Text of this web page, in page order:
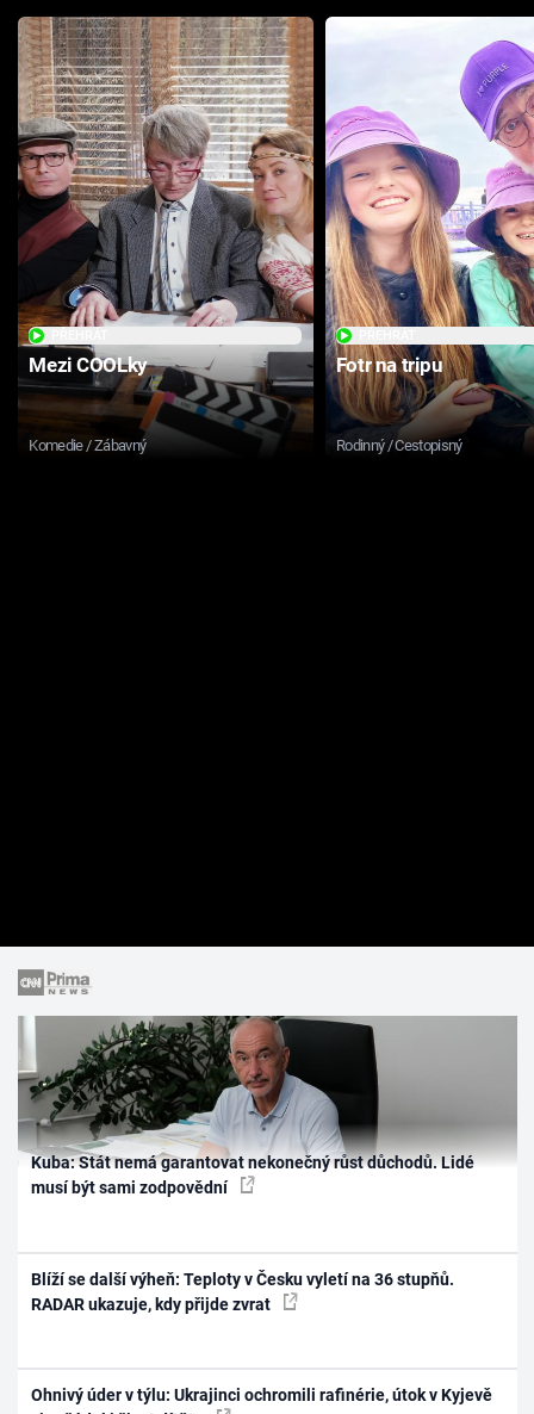
Mezi COOLky
Komedie / Zábavný
Fotr na tripu
Rodinný / Cestopisný
Kuba: Stát nemá garantovat nekonečný růst důchodů. Lidé
musí být sami zodpovědní
Blíží se další výheň: Teploty v Česku vyletí na 36 stupňů.
RADAR ukazuje, kdy přijde zvrat
Ohnivý úder v týlu: Ukrajinci ochromili rafinérie, útok v Kyjevě